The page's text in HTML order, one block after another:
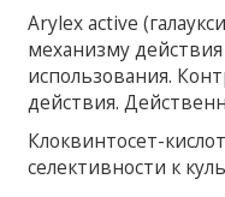
Arylex active
механизму
использования.
действия.
Клоквинтосет-
селективности к